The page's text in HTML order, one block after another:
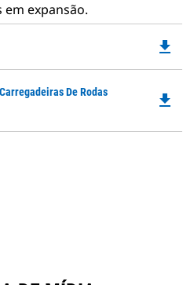
em expansão.
file_download
De Rodas
file_download